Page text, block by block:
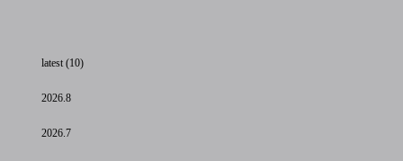
latest (10)
2026.8
2026.7